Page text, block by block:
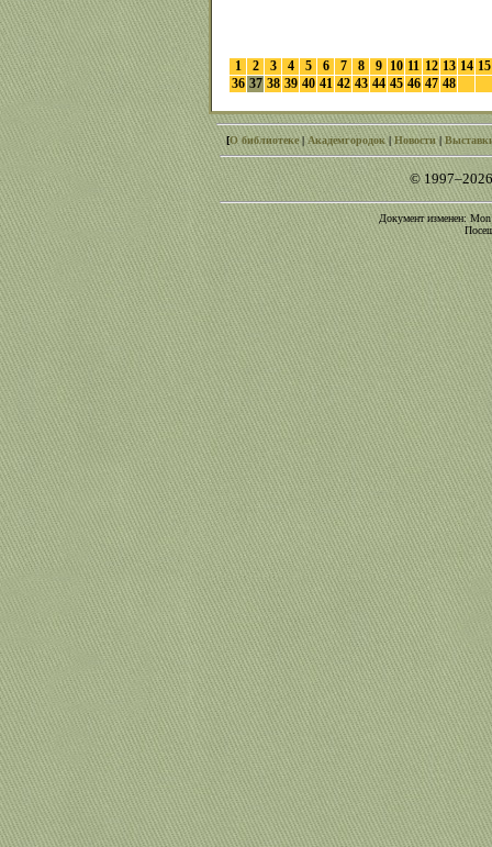
1 2 3 4 5 6 7 8 9 10 11 12 13 14 15
36 37 38 39 40 41 42 43 44 45 46 47 48
[О библиотеке|Академгородок|Новости|
©
Документ изменен: